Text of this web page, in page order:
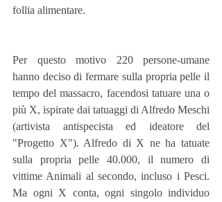
follia alimentare.
Per questo motivo 220 persone-umane
hanno deciso di fermare sulla propria pelle il
tempo del massacro, facendosi tatuare una o
più X, ispirate dai tatuaggi di Alfredo Meschi
(artivista antispecista ed ideatore del
"Progetto X"). Alfredo di X ne ha tatuate
sulla propria pelle 40.000, il numero di
vittime Animali al secondo, incluso i Pesci.
Ma ogni X conta, ogni singolo individuo